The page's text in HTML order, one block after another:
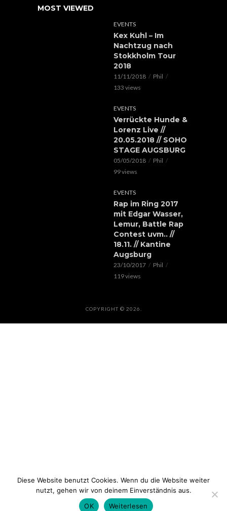
MOST VIEWED
EVENTS
Kex Kuhl – Im
Nachtzug nach
Stokkholm Tour
2018
11/11/2018
Phil
133 views
EVENTS
Verrückte Hunde &
Lorenz Live //
20.05.2018 // SOHO
STAGE AUGSBURG
05/05/2018
Phil
99 views
EVENTS
Rap im Ring 2017
mit Edgar Wasser,
Lemur, Battle Rap
Contest uvm.. //
18.11. // Kantine
Augsburg
23/10/2017
Phil
119 views
COPYRIGHT © 2026.
Diese Website benutzt Cookies. Wenn du die Website weiter
nutzt, gehen wir von deinem Einverständnis aus.
OK
Weiterlesen